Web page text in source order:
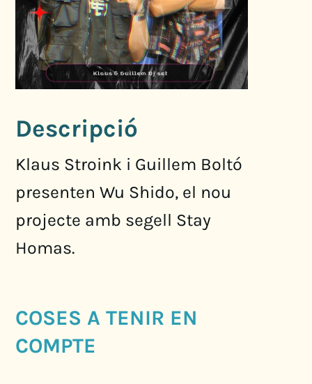
Descripció
Klaus Stroink i Guillem Boltó
presenten Wu Shido, el nou
projecte amb segell Stay
Homas.
COSES A TENIR EN
COMPTE